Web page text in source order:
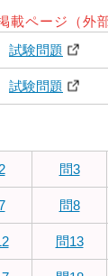
載ページ（外
試験問題
試験問題
問3
問8
問13